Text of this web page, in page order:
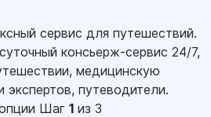
сервис для путешествий.
консьерж-сервис 24/7,
медицинскую
экспертов, путеводители.
Шаг 1 из 3